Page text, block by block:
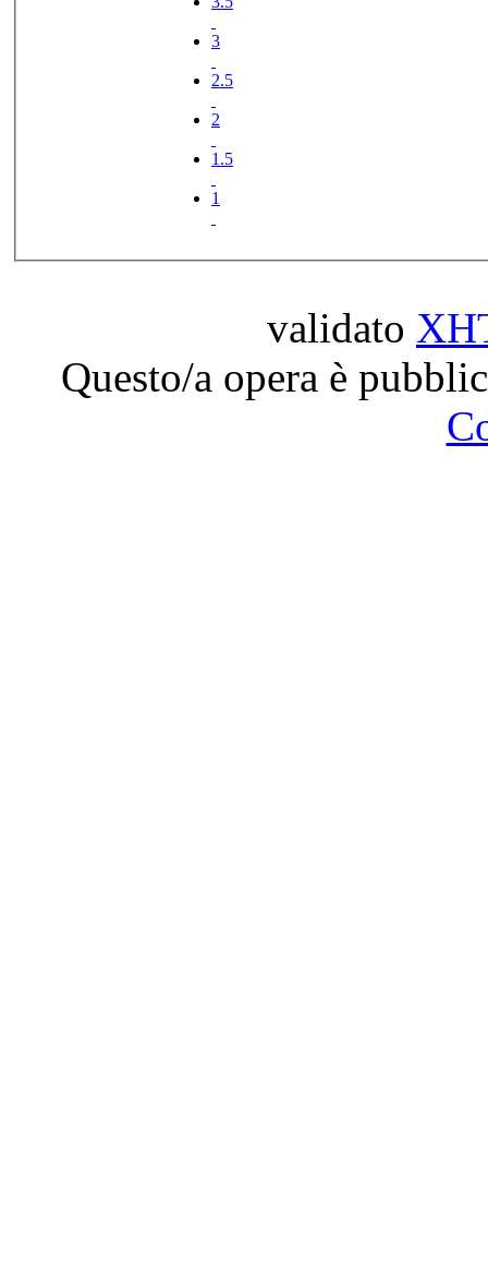
3
2.5
2
1.5
1
validato
Questo/a opera è